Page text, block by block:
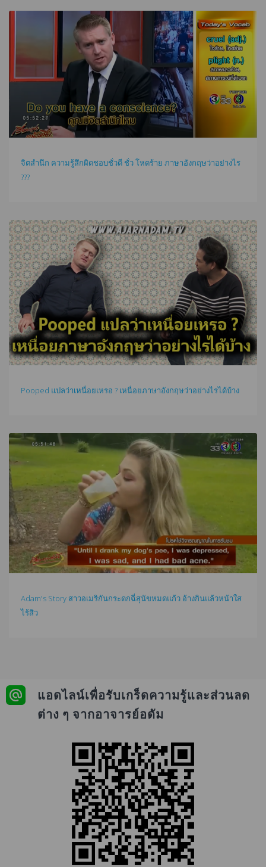
จิตสำนึก ความรู้สึกผิดชอบชั่วดี ชั่ว โหดร้าย ภาษาอังกฤษว่าอย่างไร
???
Pooped แปลว่าเหนื่อยเหรอ ? เหนื่อยภาษาอังกฤษว่าอย่างไรได้บ้าง
Adam's Story สาวอเมริกันกระดกฉี่สุนัขหมดแก้ว อ้างกินแล้วหน้าใส
ไร้สิว
แอดไลน์เพื่อรับเกร็ดความรู้และส่วนลด
ต่าง ๆ จากอาจารย์อดัม